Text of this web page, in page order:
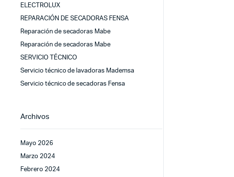
ELECTROLUX
REPARACIÓN DE SECADORAS FENSA
Reparación de secadoras Mabe
Reparación de secadoras Mabe
SERVICIO TÉCNICO
Servicio técnico de lavadoras Mademsa
Servicio técnico de secadoras Fensa
Archivos
Mayo 2026
Marzo 2024
Febrero 2024